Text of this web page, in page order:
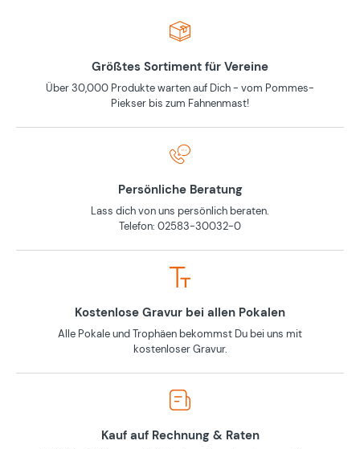
Größtes Sortiment für Vereine
Über 30,000 Produkte warten auf Dich - vom Pommes-
Piekser bis zum Fahnenmast!
Persönliche Beratung
Lass dich von uns persönlich beraten.
Telefon: 02583-30032-0
Kostenlose Gravur bei allen Pokalen
Alle Pokale und Trophäen bekommst Du bei uns mit
kostenloser Gravur.
Kauf auf Rechnung & Raten